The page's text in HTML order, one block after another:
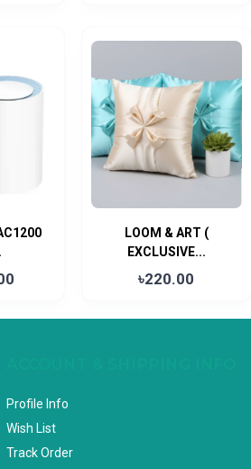
LOOM & ART (
EXCLUSIVE...
৳220.00
Profile Info
Wish List
Track Order